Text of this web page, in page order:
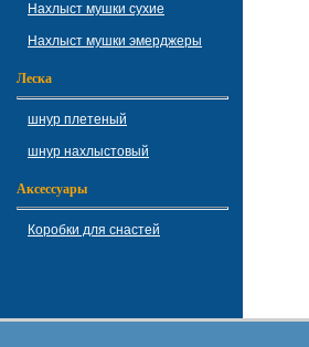
Нахлыст мушки сухие
Нахлыст мушки эмерджеры
Леска
шнур плетеный
шнур нахлыстовый
Аксессуары
Коробки для снастей